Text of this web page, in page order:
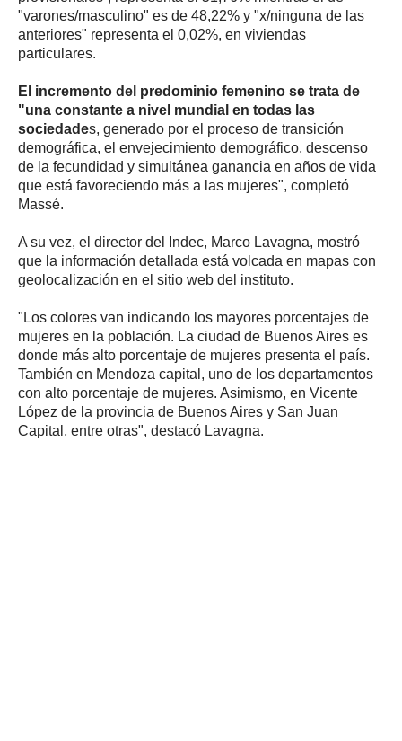
"varones/masculino" es de 48,22% y "x/ninguna de las
anteriores" representa el 0,02%, en viviendas
particulares.
El incremento del predominio femenino se trata de
"una constante a nivel mundial en todas las
sociedades, generado por el proceso de transición
demográfica, el envejecimiento demográfico, descenso
de la fecundidad y simultánea ganancia en años de vida
que está favoreciendo más a las mujeres", completó
Massé.
A su vez, el director del Indec, Marco Lavagna, mostró
que la información detallada está volcada en mapas con
geolocalización en el sitio web del instituto.
"Los colores van indicando los mayores porcentajes de
mujeres en la población. La ciudad de Buenos Aires es
donde más alto porcentaje de mujeres presenta el país.
También en Mendoza capital, uno de los departamentos
con alto porcentaje de mujeres. Asimismo, en Vicente
López de la provincia de Buenos Aires y San Juan
Capital, entre otras", destacó Lavagna.